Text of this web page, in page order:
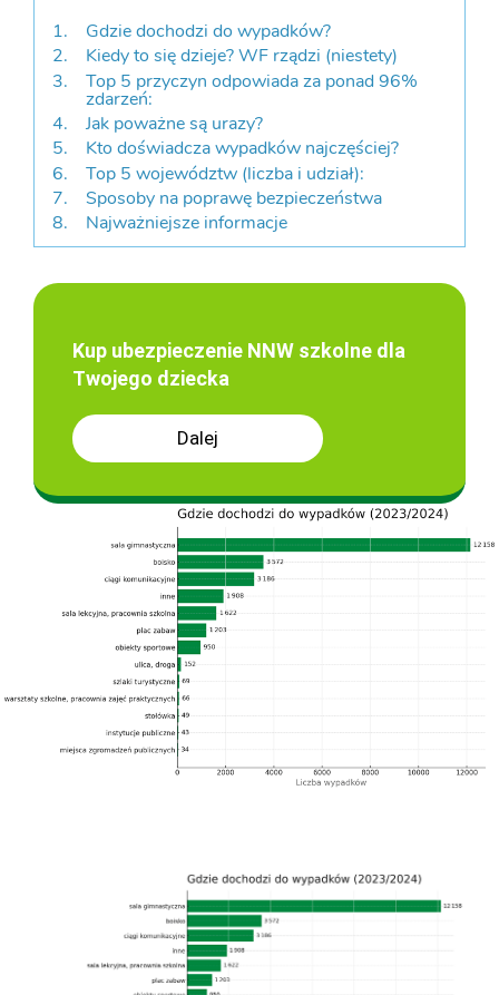
Gdzie dochodzi do wypadków?
Kiedy to się dzieje? WF rządzi (niestety)
Top 5 przyczyn odpowiada za ponad 96%
zdarzeń:
Jak poważne są urazy?
Kto doświadcza wypadków najczęściej?
Top 5 województw (liczba i udział):
Sposoby na poprawę bezpieczeństwa
Najważniejsze informacje
Kup ubezpieczenie NNW szkolne dla
Twojego dziecka
Dalej